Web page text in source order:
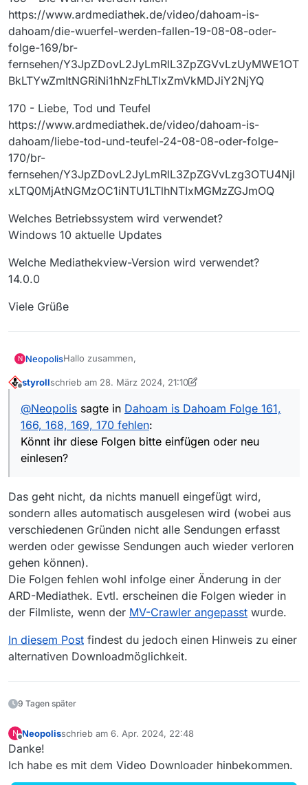
https://www.ardmediathek.de/video/dahoam-is-
dahoam/die-wuerfel-werden-fallen-19-08-08-oder-
folge-169/br-
fernsehen/Y3JpZDovL2JyLmRlL3ZpZGVvLzUyMWE1OT
BkLTYwZmItNGRiNi1hNzFhLTIxZmVkMDJiY2NjYQ
170 - Liebe, Tod und Teufel
https://www.ardmediathek.de/video/dahoam-is-
dahoam/liebe-tod-und-teufel-24-08-08-oder-folge-
170/br-
fernsehen/Y3JpZDovL2JyLmRlL3ZpZGVvLzg3OTU4NjI
xLTQ0MjAtNGMzOC1iNTU1LTlhNTIxMGMzZGJmOQ
Welches Betriebssystem wird verwendet?
Windows 10 aktuelle Updates
Welche Mediathekview-Version wird verwendet?
14.0.0
Viele Grüße
N NeopolisHallo zusammen,
diese Folgen sind zwar Online aber lassen sich nicht
dann immer über euer cooles Programm.
Könnt ihr diese Folgen bitte einfügen oder neu
einlesen?
Zu welchem Sender gehört die Sendung?
BR oder neuerdings ARD
Wie heißt die Sendung?
Dahoam is Dahoam
Wie heißt die Folge?
https://www.ardmediathek.de/video/dahoam-is-
dahoam/stolz-und-vorurteil-05-08-08-oder-folge-
161/br-
fernsehen/Y3JpZDovL2JyLmRlL3ZpZGVvL2MzZDljZD
kyLTMzNzAtNDUyYi05ODUzLTI3MTA0MGRiNWE5YQ
166 - Vui z’vui G’fui
https://www.ardmediathek.de/video/dahoam-is-
dahoam/vui-z-vui-g-fui-13-08-08-oder-folge-166/br-
fernsehen/Y3JpZDovL2JyLmRlL3ZpZGVvL2ZlY2EwM
2FkLWYyMTAtNDgxOC05OWY4LTFjZmIxNjdjYTA4Yg
168 - Als hätt’ ich es gewusst
https://www.ardmediathek.de/video/dahoam-is-
dahoam/als-haett-ich-es-gewusst-18-08-08-oder-
folge-168/br-
fernsehen/Y3JpZDovL2JyLmRlL3ZpZGVvL2ZmZWU2
OTZkLTNmZjMtNGI1ZS1hNjJlLWMzY2MzMjNhNzQ1Mg
169 - Die Würfel werden fallen
https://www.ardmediathek.de/video/dahoam-is-
dahoam/die-wuerfel-werden-fallen-19-08-08-oder-
folge-169/br-
fernsehen/Y3JpZDovL2JyLmRlL3ZpZGVvLzUyMWE1
OTBkLTYwZmItNGRiNi1hNzFhLTIxZmVkMDJiY2NjYQ
170 - Liebe, Tod und Teufel
https://www.ardmediathek.de/video/dahoam-is-
dahoam/liebe-tod-und-teufel-24-08-08-oder-folge-
170/br-
fernsehen/Y3JpZDovL2JyLmRlL3ZpZGVvLzg3OTU4N
jIxLTQ0MjAtNGMzOC1iNTU1LTlhNTIxMGMzZGJmOQ
Welches Betriebssystem wird verwendet?
Windows 10 aktuelle Updates
14.0.0
Viele Grüße
styrollschrieb am 28. März 2024, 21:10
zuletzt editiert von styroll
@Neopolis sagte in Dahoam is Dahoam Folge 161,
166, 168, 169, 170 fehlen:
Könnt ihr diese Folgen bitte einfügen oder neu
einlesen?
Das geht nicht, da nichts manuell eingefügt wird,
sondern alles automatisch ausgelesen wird (wobei aus
verschiedenen Gründen nicht alle Sendungen erfasst
werden oder gewisse Sendungen auch wieder verloren
gehen können).
Die Folgen fehlen wohl infolge einer Änderung in der
ARD-Mediathek. Evtl. erscheinen die Folgen wieder in
der Filmliste, wenn der MV-Crawler angepasst wurde.
In diesem Post findest du jedoch einen Hinweis zu einer
alternativen Downloadmöglichkeit.
9 Tagen später
N
Offline
Neopolisschrieb am 6. Apr. 2024, 22:48
zuletzt editiert von
Danke!
Ich habe es mit dem Video Downloader hinbekommen.